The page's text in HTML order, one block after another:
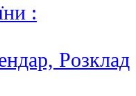
:
Poзклад